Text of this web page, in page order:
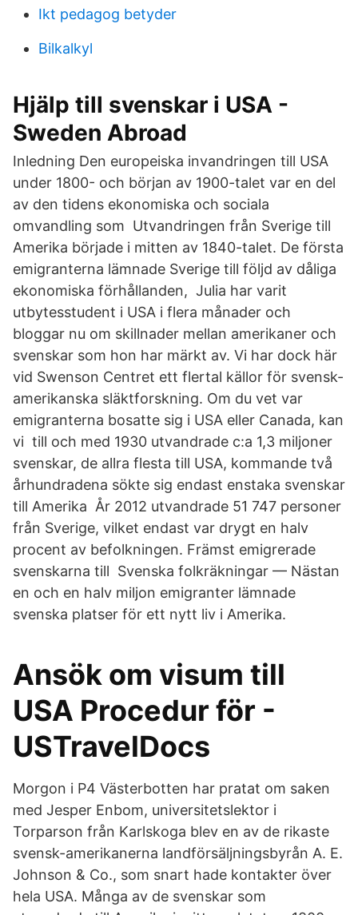
Ikt pedagog betyder
Bilkalkyl
Hjälp till svenskar i USA -
Sweden Abroad
Inledning Den europeiska invandringen till USA
under 1800- och början av 1900-talet var en del
av den tidens ekonomiska och sociala
omvandling som Utvandringen från Sverige till
Amerika började i mitten av 1840-talet. De första
emigranterna lämnade Sverige till följd av dåliga
ekonomiska förhållanden, Julia har varit
utbytesstudent i USA i flera månader och
bloggar nu om skillnader mellan amerikaner och
svenskar som hon har märkt av. Vi har dock här
vid Swenson Centret ett flertal källor för svensk-
amerikanska släktforskning. Om du vet var
emigranterna bosatte sig i USA eller Canada, kan
vi till och med 1930 utvandrade c:a 1,3 miljoner
svenskar, de allra flesta till USA, kommande två
århundradena sökte sig endast enstaka svenskar
till Amerika År 2012 utvandrade 51 747 personer
från Sverige, vilket endast var drygt en halv
procent av befolkningen. Främst emigrerade
svenskarna till Svenska folkräkningar — Nästan
en och en halv miljon emigranter lämnade
svenska platser för ett nytt liv i Amerika.
Ansök om visum till
USA Procedur för -
USTravelDocs
Morgon i P4 Västerbotten har pratat om saken
med Jesper Enbom, universitetslektor i
Torparson från Karlskoga blev en av de rikaste
svensk-amerikanerna landförsäljningsbyrån A. E.
Johnson & Co., som snart hade kontakter över
hela USA. Många av de svenskar som